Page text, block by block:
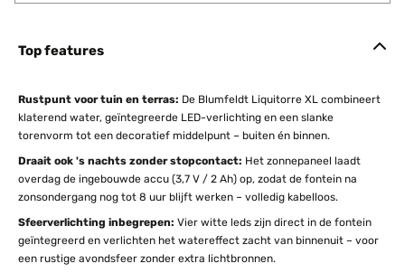
Top features
Rustpunt voor tuin en terras: De Blumfeldt Liquitorre XL combineert
klaterend water, geïntegreerde LED-verlichting en een slanke
torenvorm tot een decoratief middelpunt – buiten én binnen.
Draait ook 's nachts zonder stopcontact: Het zonnepaneel laadt
overdag de ingebouwde accu (3,7 V / 2 Ah) op, zodat de fontein na
zonsondergang nog tot 8 uur blijft werken – volledig kabelloos.
Sfeerverlichting inbegrepen: Vier witte leds zijn direct in de fontein
geïntegreerd en verlichten het watereffect zacht van binnenuit – voor
een rustige avondsfeer zonder extra lichtbronnen.